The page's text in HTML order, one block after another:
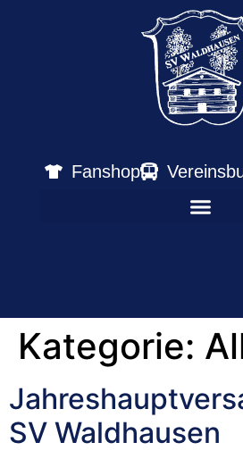
Fanshop
Kategorie:
SV Waldhausen